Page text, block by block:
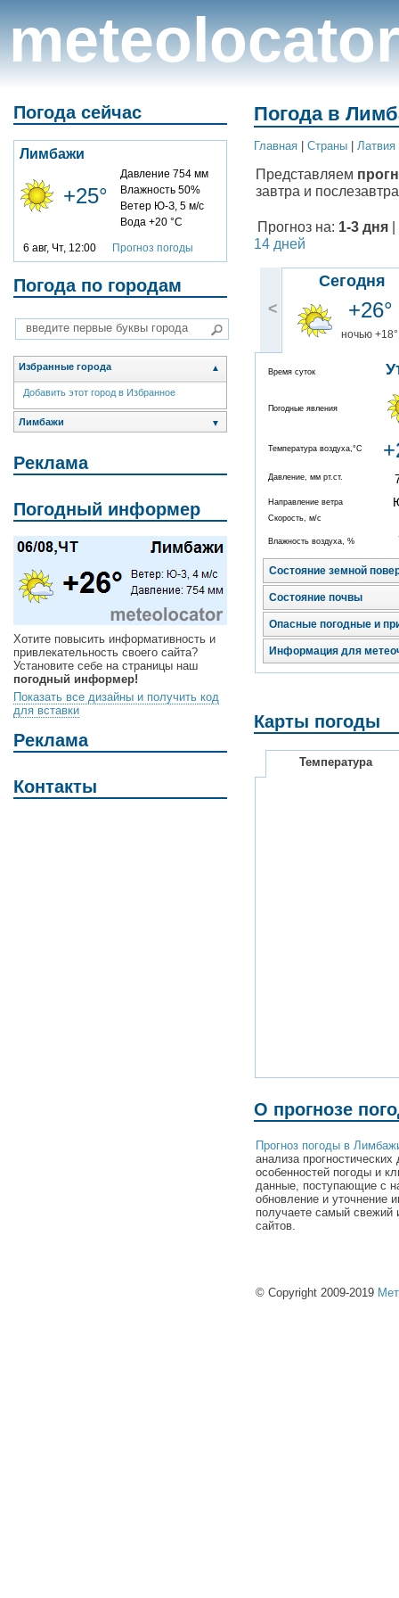
meteolocator
Погода сейчас
Лимбажи
+25°
Давление 754 мм
Влажность 50%
Ветер Ю-З, 5 м/с
Вода +20 °C
6 авг, Чт, 12:00 Прогноз погоды
Погода по городам
Избранные города ▲
Добавить этот город в Избранное
Лимбажи ▼
Реклама
Погодный информер
Хотите повысить информативность и
привлекательность своего сайта?
Установите себе на страницы наш
погодный информер!
Показать все дизайны и получить код
для вставки
Реклама
Контакты
Погода в
Главная Cтраны Латвия
Представляем
завтра и
Прогноз на: 1-3 дня
14 дней
<
Сегодня
+26°
ночью +18°
Время суток
Погодные явления
Температура воздуха,°C
Давление, мм рт.ст.
Направление ветра
Скорость, м/с
Влажность воздуха, %
Состояние земной
Состояние почвы
Опасные погодные и
Информация для
Карты погоды
Температура
О прогнозе
Прогноз погоды в
анализа
особенностей погоды и
данные, поступающие с
обновление и уточнение
получаете самый свежий
сайтов.
© Copyright 2009-2019